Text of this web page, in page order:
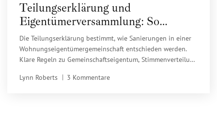
Teilungserklärung und
Eigentümerversammlung: So
funktioniert Sanierung im WEG
Die Teilungserklärung bestimmt, wie Sanierungen in einer
Wohnungseigentümergemeinschaft entschieden werden.
Klare Regeln zu Gemeinschaftseigentum, Stimmenverteilung
Renovierungen.
Lynn Roberts 3 Kommentare